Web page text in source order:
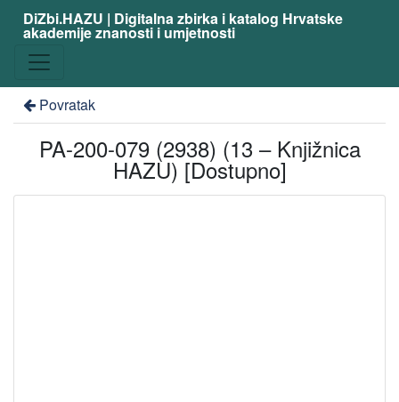
DiZbi.HAZU | Digitalna zbirka i katalog Hrvatske
akademije znanosti i umjetnosti
Povratak
PA-200-079 (2938) (13 – Knjižnica
HAZU) [Dostupno]